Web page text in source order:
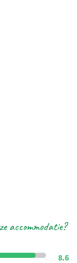
accommodatie?
8.6